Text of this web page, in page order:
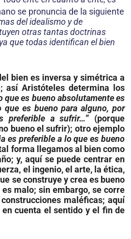
se pronuncia de la siguiente
del idealismo y de
otras tantas doctrinas
que todas iden­tifican el bien
bien es inversa y simétrica a
así Aristóteles determina los
que es bueno absolutamente es
que es bueno para alguno, por
preferible a sufrir…” (porque
bueno el sufrir); otro ejemplo
es preferible a lo que es bueno
forma llegamos al bien como
y, aquí se pue­de centrar en
el ingenio, el arte, la ética,
se construye y crea es bueno
malo; sin embargo, se corre
maléficas; aquí
cuenta el sentido y el fin de